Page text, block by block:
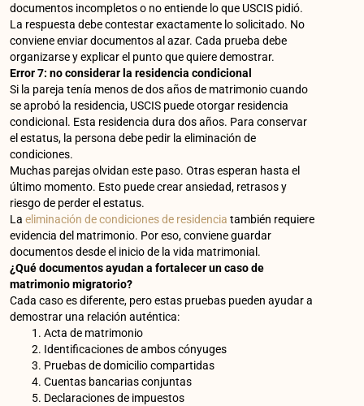
documentos incompletos o no entiende lo que USCIS pidió.
La respuesta debe contestar exactamente lo solicitado. No
conviene enviar documentos al azar. Cada prueba debe
organizarse y explicar el punto que quiere demostrar.
Error 7: no considerar la residencia condicional
Si la pareja tenía menos de dos años de matrimonio cuando
se aprobó la residencia, USCIS puede otorgar residencia
condicional. Esta residencia dura dos años. Para conservar
el estatus, la persona debe pedir la eliminación de
condiciones.
Muchas parejas olvidan este paso. Otras esperan hasta el
último momento. Esto puede crear ansiedad, retrasos y
riesgo de perder el estatus.
Laeliminación de condiciones de residencia también requiere
evidencia del matrimonio. Por eso, conviene guardar
documentos desde el inicio de la vida matrimonial.
¿Qué documentos ayudan a fortalecer un caso de
matrimonio migratorio?
Cada caso es diferente, pero estas pruebas pueden ayudar a
demostrar una relación auténtica:
Acta de matrimonio
Identificaciones de ambos cónyuges
Pruebas de domicilio compartidas
Cuentas bancarias conjuntas
Declaraciones de impuestos